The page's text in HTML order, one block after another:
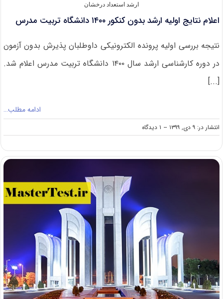
ارشد استعداد درخشان
اعلام نتایج اولیه ارشد بدون کنکور ۱۴۰۰ دانشگاه تربیت مدرس
نتیجه بررسی اولیه پرونده الکترونیکی داوطلبان پذیرش بدون آزمون
در دوره کارشناسی ارشد سال ۱۴۰۰ دانشگاه تربیت مدرس اعلام شد.
[...]
ادامه مطلب…
انتشار در: ۹ دی, ۱۳۹۹ -- ۱ دیدگاه
on
اعلام
اولیه
کنکور
دانشگاه
تربیت
مدرس